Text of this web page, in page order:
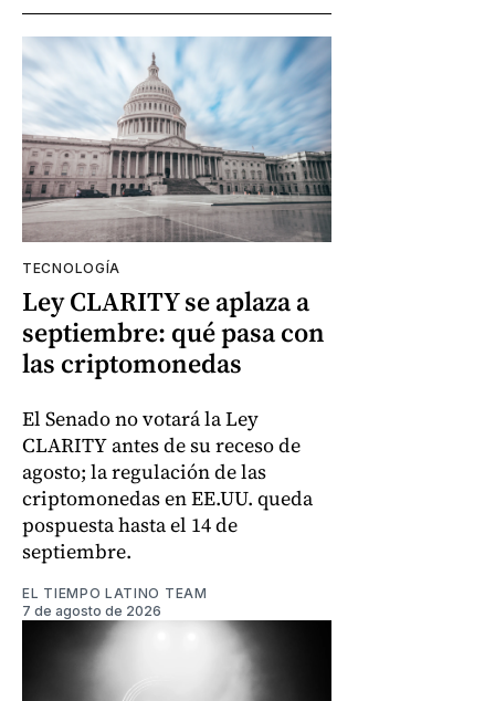
TECNOLOGÍA
Ley CLARITY se aplaza a
septiembre: qué pasa con
las criptomonedas
El Senado no votará la Ley
CLARITY antes de su receso de
agosto; la regulación de las
criptomonedas en EE.UU. queda
pospuesta hasta el 14 de
septiembre.
EL TIEMPO LATINO TEAM
7 de agosto de 2026